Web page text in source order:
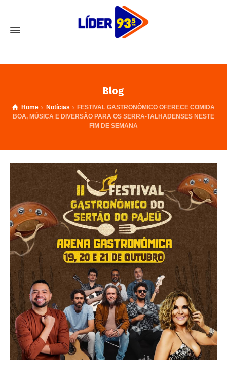
Blog
Home Notícias
FESTIVAL GASTRONÔMICO OFERECE COMIDA
BOA, MÚSICA E DIVERSÃO PARA OS SERRA-TALHADENSES NESTE
FIM DE SEMANA